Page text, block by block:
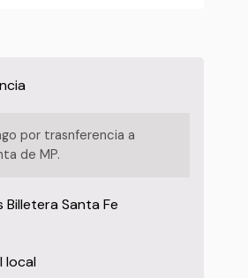
por trasnferencia a
de MP.
Billetera Santa Fe
local